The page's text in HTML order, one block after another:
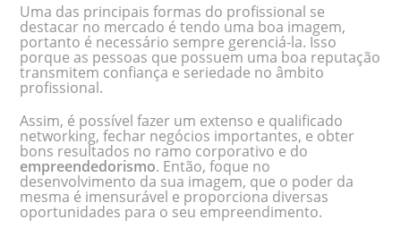
Uma das principais formas do profissional se
destacar no mercado é tendo uma boa imagem,
portanto é necessário sempre gerenciá-la. Isso
porque as pessoas que possuem uma boa reputação
transmitem confiança e seriedade no âmbito
profissional.
Assim, é possível fazer um extenso e qualificado
networking, fechar negócios importantes, e obter
bons resultados no ramo corporativo e do
empreendedorismo. Então, foque no
desenvolvimento da sua imagem, que o poder da
mesma é imensurável e proporciona diversas
oportunidades para o seu empreendimento.